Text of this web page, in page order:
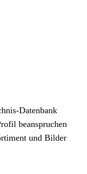
Datenbank
beanspruchen
und Bilder